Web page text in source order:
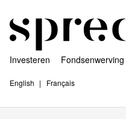
Investeren Fondsenwerving
English Français